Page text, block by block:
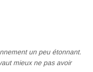
un peu étonnant.
mieux ne pas avoir